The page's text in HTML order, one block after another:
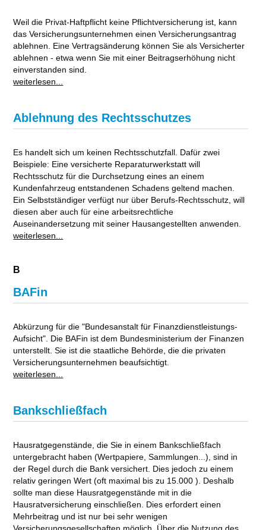
Weil die Privat-Haftpflicht keine Pflichtversicherung ist, kann
das Versicherungsunternehmen einen Versicherungsantrag
ablehnen. Eine Vertragsänderung können Sie als Versicherter
ablehnen - etwa wenn Sie mit einer Beitragserhöhung nicht
einverstanden sind.
weiterlesen...
Ablehnung des Rechtsschutzes
Es handelt sich um keinen Rechtsschutzfall. Dafür zwei
Beispiele: Eine versicherte Reparaturwerkstatt will
Rechtsschutz für die Durchsetzung eines an einem
Kundenfahrzeug entstandenen Schadens geltend machen.
Ein Selbstständiger verfügt nur über Berufs-Rechtsschutz, will
diesen aber auch für eine arbeitsrechtliche
Auseinandersetzung mit seiner Hausangestellten anwenden.
weiterlesen...
B
BAFin
Abkürzung für die "Bundesanstalt für Finanzdienstleistungs-
Aufsicht". Die BAFin ist dem Bundesministerium der Finanzen
unterstellt. Sie ist die staatliche Behörde, die die privaten
Versicherungsunternehmen beaufsichtigt.
weiterlesen...
Bankschließfach
Hausratgegenstände, die Sie in einem Bankschließfach
untergebracht haben (Wertpapiere, Sammlungen...), sind in
der Regel durch die Bank versichert. Dies jedoch zu einem
relativ geringen Wert (oft maximal bis zu 15.000 ). Deshalb
sollte man diese Hausratgegenstände mit in die
Hausratversicherung einschließen. Dies erfordert einen
Mehrbeitrag und ist nur bei sehr wenigen